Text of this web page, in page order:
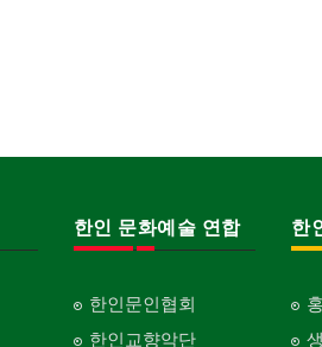
한인 문화예술 연합
한인문인협회
한인교향악단
한